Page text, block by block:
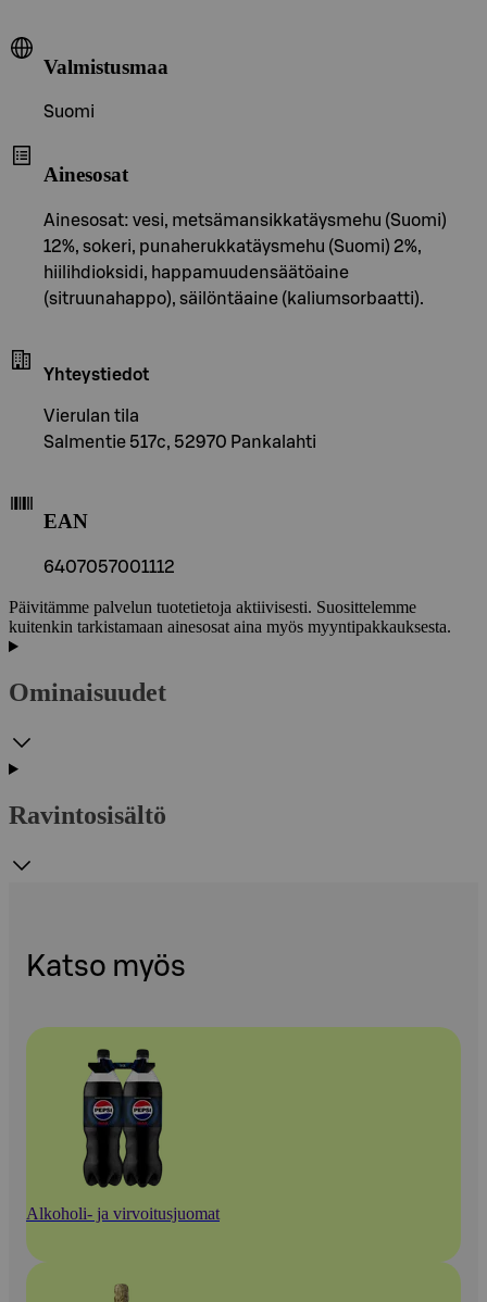
Valmistusmaa
Suomi
Ainesosat
Ainesosat: vesi, metsämansikkatäysmehu (Suomi)
12%, sokeri, punaherukkatäysmehu (Suomi) 2%,
hiilihdioksidi, happamuudensäätöaine
(sitruunahappo), säilöntäaine (kaliumsorbaatti).
Yhteystiedot
Vierulan tila
Salmentie 517c, 52970 Pankalahti
EAN
6407057001112
Päivitämme palvelun tuotetietoja aktiivisesti. Suosittelemme
kuitenkin tarkistamaan ainesosat aina myös myyntipakkauksesta.
Ominaisuudet
Ravintosisältö
Katso myös
Alkoholi- ja virvoitusjuomat